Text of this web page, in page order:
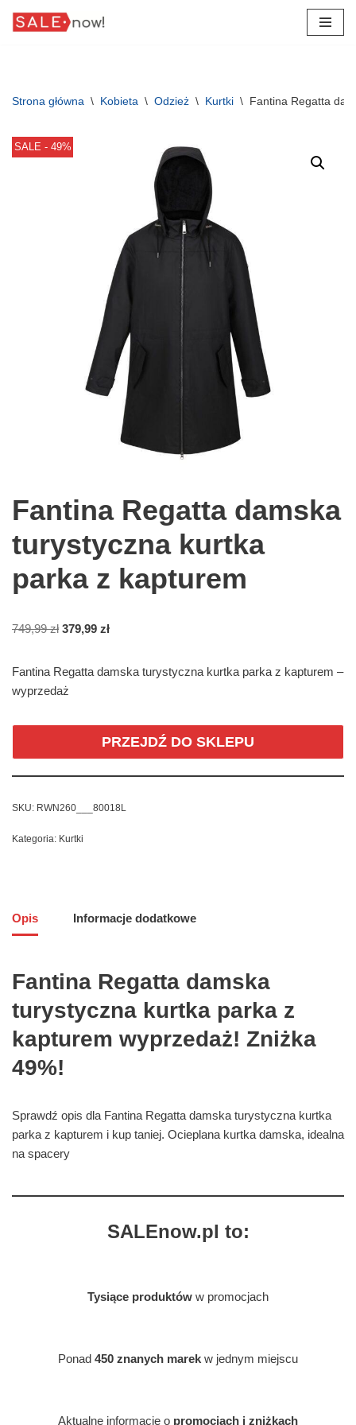
Strona główna \ Kobieta \ Odzież \ Kurtki \ Fantina Regatta
SALE - 49%
Fantina Regatta damska
turystyczna kurtka
parka z kapturem
749,99zł 379,99 zł
Fantina Regatta damska turystyczna kurtka parka z kapturem –
wyprzedaż
PRZEJDŹ DO SKLEPU
SKU: RWN260___80018L
Kategoria: Kurtki
Opis Informacje dodatkowe
Fantina Regatta damska
turystyczna kurtka parka z
kapturem wyprzedaż! Zniżka
49%!
Sprawdź opis dla Fantina Regatta damska turystyczna kurtka
parka z kapturem i kup taniej. Ocieplana kurtka damska, idealna
na spacery
SALEnow.pl to:
Tysiące produktów w promocjach
Ponad 450 znanych marek w jednym miejscu
Aktualne informacje o promocjach i zniżkach